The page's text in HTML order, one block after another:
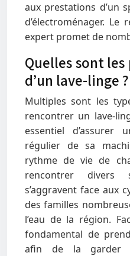
aux prestations d’un
d’électroménager.
expert promet de
Quelles sont
d’un lave-linge ?
Multiples sont les
rencontrer un lave-
essentiel d’assurer
régulier de sa
rythme de vie de
rencontrer divers
s’aggravent face aux
des familles
l’eau de la région.
fondamental de
afin de la garder